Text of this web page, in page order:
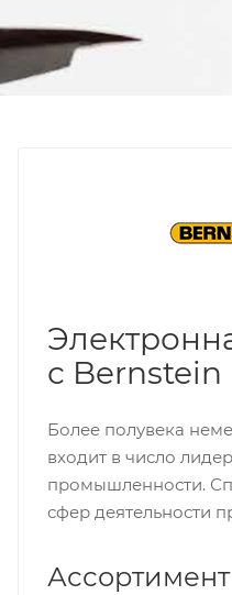
с Bernstein
Более полувека
входит в число
промышленности.
сфер деятельности